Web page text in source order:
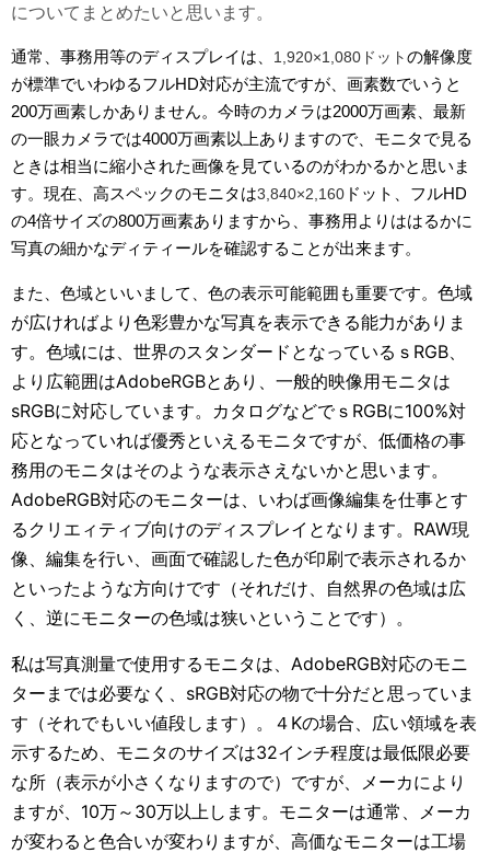
についてまとめたいと思います。
通常、事務用等のディスプレイは、 1,920×1,080ドット の解像度
が標準でいわゆるフルHD対応が主流ですが、画素数でいうと
200万画素しかありません。今時のカメラは2000万画素、最新
の一眼カメラでは4000万画素以上ありますので、モニタで見る
ときは相当に縮小された画像を見ているのがわかるかと思いま
す。現在、高スペックのモニタは3,840×2,160 ドット、フルHD
の4倍サイズの800万画素ありますから、事務用よりははるかに
写真の細かなディティールを確認することが出来ます。
また、色域といいまして、色の表示可能範囲も重要です。 色域
が広ければより色彩豊かな写真を表示できる能力がありま
す。色域には、世界のスタンダードとなっているｓRGB、
より広範囲はAdobeRGBとあり、一般的映像用モニタは
sRGBに対応しています。カタログなどでｓRGBに100%対
応となっていれば優秀といえるモニタですが、低価格の事
務用のモニタはそのような表示さえないかと思います。
AdobeRGB対応のモニターは、いわば画像編集を仕事とす
るクリエィティブ向けのディスプレイとなります。RAW現
像、編集を行い、画面で確認した色が印刷で表示されるか
といったような方向けです（それだけ、自然界の色域は広
く、逆にモニターの色域は狭いということです）。
私は写真測量で使用するモニタは、AdobeRGB対応のモニ
ターまでは必要なく、sRGB対応の物で十分だと思っていま
す（それでもいい値段します）。４Kの場合、広い領域を表
示するため、モニタのサイズは32インチ程度は最低限必要
な所（表示が小さくなりますので）ですが、メーカにより
ますが、10万～30万以上します。モニターは通常、メーカ
が変わると色合いが変わりますが、高価なモニターは工場